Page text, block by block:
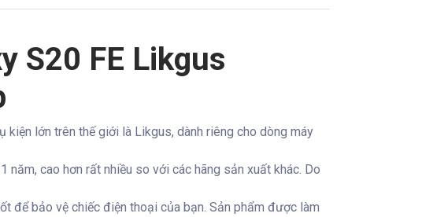
S20 FE Likgus
kiện lớn trên thế giới là Likgus, dành riêng cho dòng máy
cao hơn rất nhiều so với các hãng sản xuất khác. Do
để bảo vệ chiếc điện thoại của bạn. Sản phẩm được làm